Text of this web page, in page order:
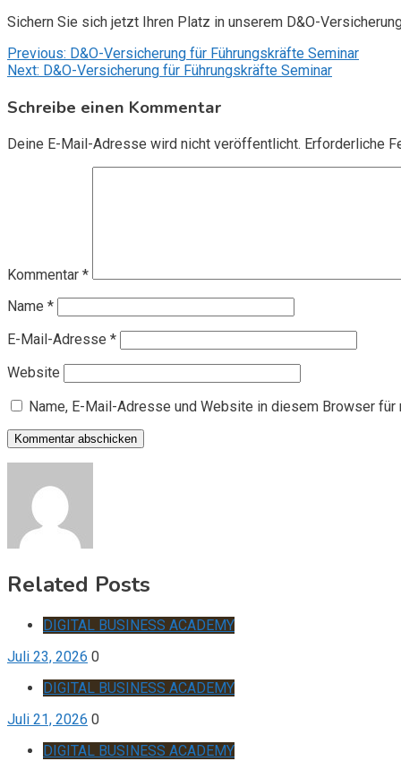
Sichern Sie sich jetzt Ihren Platz in unserem D&O-
Beitragsnavigation
Previous: D&O-Versicherung für Führungskräfte Seminar
Next: D&O-Versicherung für Führungskräfte Seminar
Schreibe einen Kommentar
Deine E-Mail-Adresse wird nicht veröffentlicht. Erforderliche
Kommentar *
Name *
E-Mail-Adresse *
Website
Name, E-Mail-Adresse und Website in diesem Browser
Related Posts
DIGITAL BUSINESS ACADEMY
Juli 23, 2026 0
DIGITAL BUSINESS ACADEMY
Juli 21, 2026 0
DIGITAL BUSINESS ACADEMY